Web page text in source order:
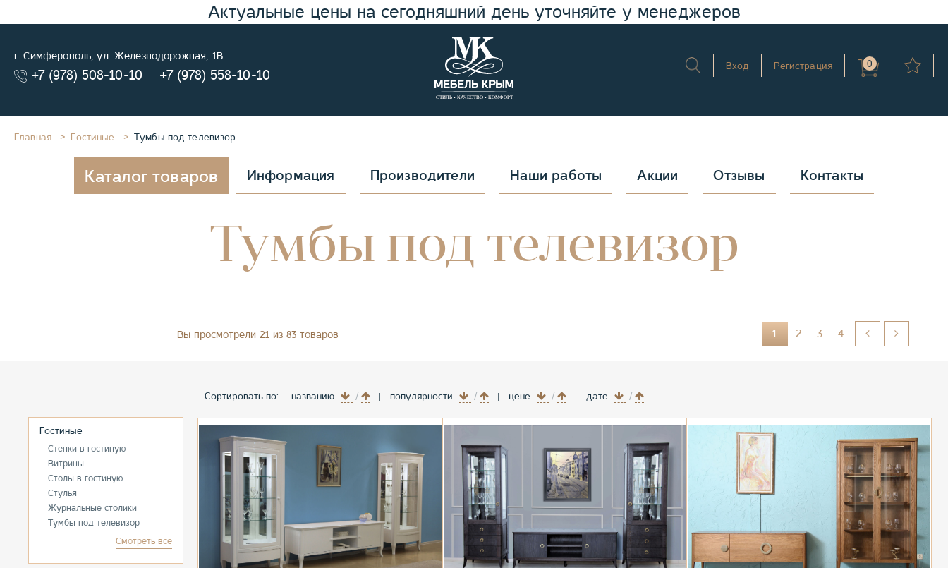
Актуальные цены на сегодняшний день уточняйте у менеджеров
г. Симферополь, ул. Железнодорожная, 1В
+7 (978) 508-10-10 +7 (978) 558-10-10
Вход Регистрация 0
Главная Гостиные Тумбы под телевизор
Каталог товаров Информация Производители Наши работы Акции Отзывы Контакты
Тумбы под телевизор
Вы просмотрели 21 из 83 товаров 1 2 3 4
Гостиные
Стенки в гостиную
Витрины
Столы в гостиную
Стулья
Журнальные столики
Тумбы под телевизор
Смотреть все
Сортировать по: названию популярности цене дате